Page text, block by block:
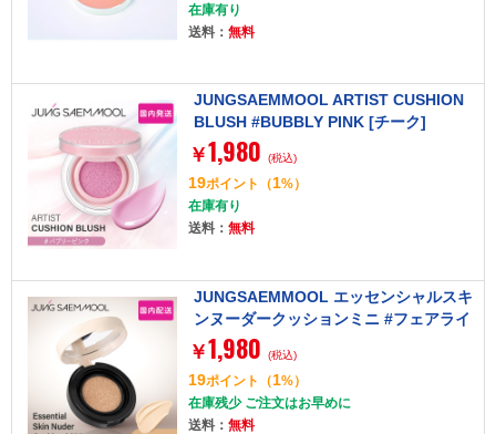
在庫有り
送料： 無料
JUNGSAEMMOOL ARTIST CUSHION
BLUSH #BUBBLY PINK [チーク]
￥1,980 (税込)
19ポイント （1%）
在庫有り
送料： 無料
JUNGSAEMMOOL エッセンシャルスキ
ンヌーダークッションミニ #フェアライ
ト [クッションファンデーション]
￥1,980 (税込)
19ポイント （1%）
在庫残少 ご注文はお早めに
送料： 無料